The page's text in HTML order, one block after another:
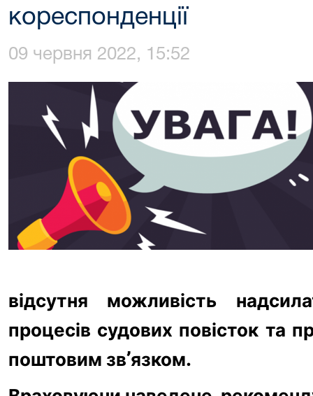
кореспонденції
09 червня 2022, 15:52
відсутня можливість
процесів судових повісток та
поштовим зв’язком.